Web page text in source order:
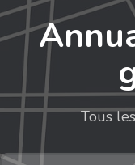
Tous